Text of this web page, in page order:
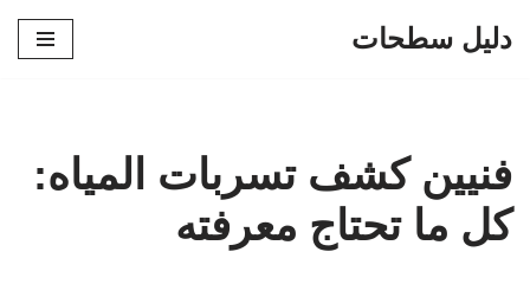
دليل سطحات
فنيين كشف تسربات المياه:
كل ما تحتاج معرفته